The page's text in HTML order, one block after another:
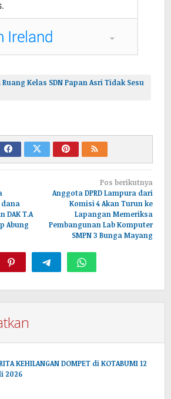
Kelas SDN Papan Asri Tidak Sesu
dana
DAK T.A
Abung
Pos berikutnya
Anggota DPRD Lampura dari
Komisi 4 Akan Turun ke
Lapangan Memeriksa
Pembangunan Lab Komputer
SMPN 3 Bunga Mayang
KEHILANGAN DOMPET di KOTABUMI 12
2026